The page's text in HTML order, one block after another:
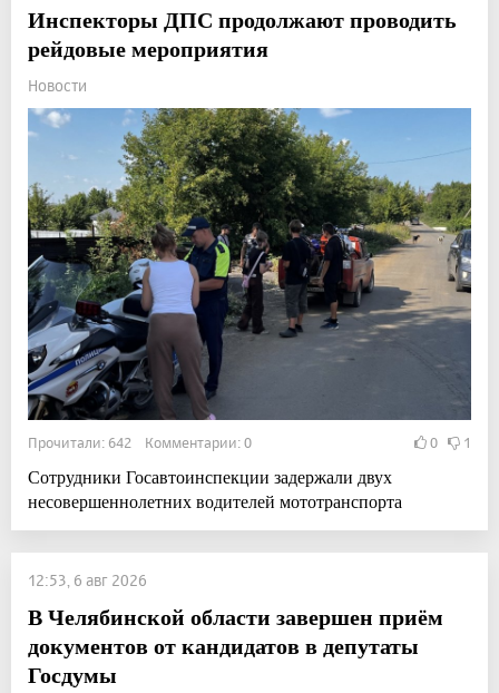
Инспекторы ДПС продолжают проводить
рейдовые мероприятия
Новости
Прочитали: 642 Комментарии: 0 0 1
Сотрудники Госавтоинспекции задержали двух
несовершеннолетних водителей мототранспорта
12:53, 6 авг 2026
В Челябинской области завершен приём
документов от кандидатов в депутаты
Госдумы